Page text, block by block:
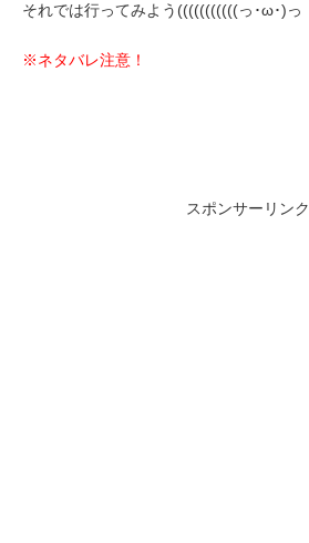
それでは行ってみよう(((((((((((っ･ω･)っ
※ネタバレ注意！
スポンサーリンク